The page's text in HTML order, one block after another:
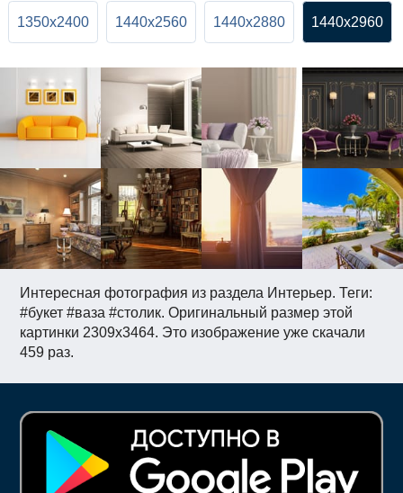
Интересная фотография из раздела Интерьер. Теги:
#букет #ваза #столик. Оригинальный размер этой
картинки 2309x3464. Это изображение уже скачали
459 раз.
1350x2400 1440x2560 1440x2880 1440x2960